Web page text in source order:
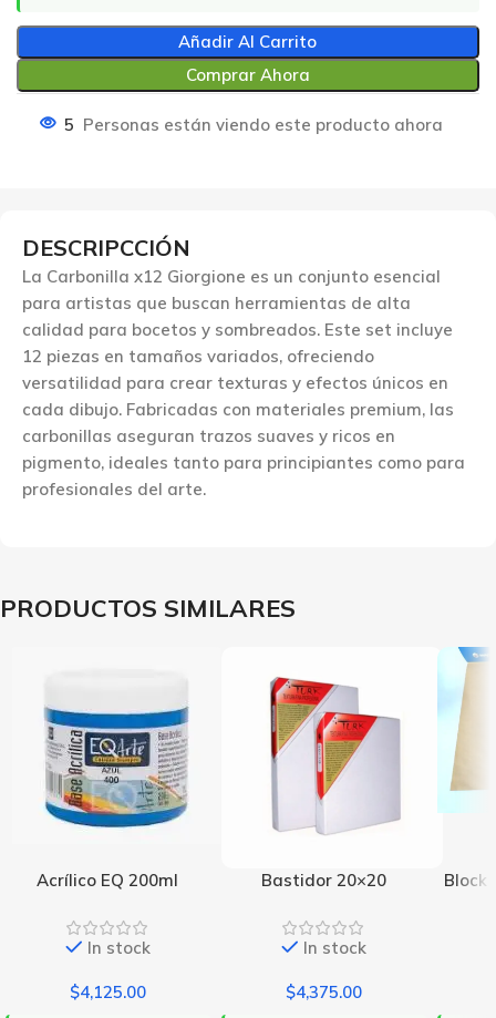
Añadir Al Carrito
Comprar Ahora
5 Personas están viendo este producto ahora
DESCRIPCCIÓN
La Carbonilla x12 Giorgione es un conjunto esencial
para artistas que buscan herramientas de alta
calidad para bocetos y sombreados. Este set incluye
12 piezas en tamaños variados, ofreciendo
versatilidad para crear texturas y efectos únicos en
cada dibujo. Fabricadas con materiales premium, las
carbonillas aseguran trazos suaves y ricos en
pigmento, ideales tanto para principiantes como para
profesionales del arte.
PRODUCTOS SIMILARES
Acrílico EQ 200ml
In stock
$4,125.00
Bastidor 20×20
In stock
$4,375.00
Block